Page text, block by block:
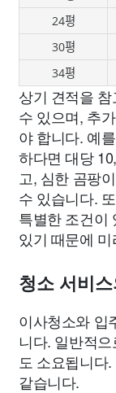
24평
30평
34평
상기 견적을
수 있으며, 추
야 합니다. 예
하다면 대당
고, 심한 곰팡
수 있습니다.
특별한 조건이
있기 때문에
청소 서비
이사청소와 입
니다. 일반적
도 소요됩니다
같습니다.